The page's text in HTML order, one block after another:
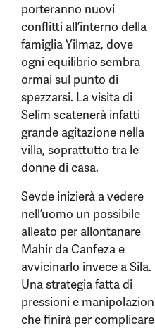
porteranno nuovi
conflitti all’interno della
famiglia Yilmaz, dove
ogni equilibrio sembra
ormai sul punto di
spezzarsi. La visita di
Selim scatenerà infatti
grande agitazione nella
villa, soprattutto tra le
donne di casa.
Sevde inizierà a vedere
nell’uomo un possibile
alleato per allontanare
Mahir da Canfeza e
avvicinarlo invece a Sila.
Una strategia fatta di
pressioni e
che finirà per complicare